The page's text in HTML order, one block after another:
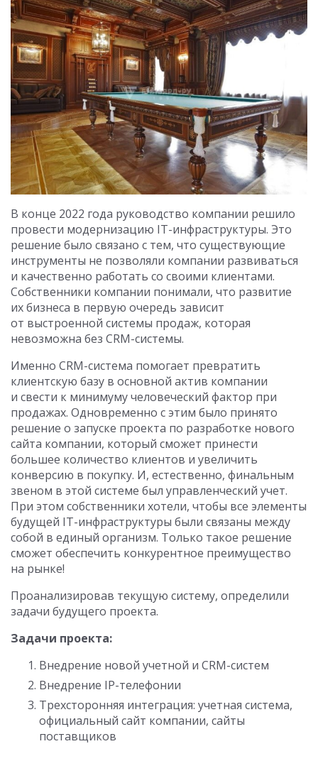
В конце 2022 года руководство компании решило
провести модернизацию IT-инфраструктуры. Это
решение было связано с тем, что существующие
инструменты не позволяли компании развиваться
и качественно работать со своими клиентами.
Собственники компании понимали, что развитие
их бизнеса в первую очередь зависит
от выстроенной системы продаж, которая
невозможна без CRM-системы.
Именно CRM-система помогает превратить
клиентскую базу в основной актив компании
и свести к минимуму человеческий фактор при
продажах. Одновременно с этим было принято
решение о запуске проекта по разработке нового
сайта компании, который сможет принести
большее количество клиентов и увеличить
конверсию в покупку. И, естественно, финальным
звеном в этой системе был управленческий учет.
При этом собственники хотели, чтобы все элементы
будущей IT-инфраструктуры были связаны между
собой в единый организм. Только такое решение
сможет обеспечить конкурентное преимущество
на рынке!
Проанализировав текущую систему, определили
задачи будущего проекта.
Задачи проекта:
Внедрение новой учетной и CRM-систем
Внедрение IP-телефонии
Трехсторонняя интеграция: учетная система,
официальный сайт компании, сайты
поставщиков